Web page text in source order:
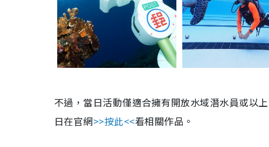
不過，當日活動僅適合擁有開放水域潛水員或以
日在官網>>按此<<看相關作品。